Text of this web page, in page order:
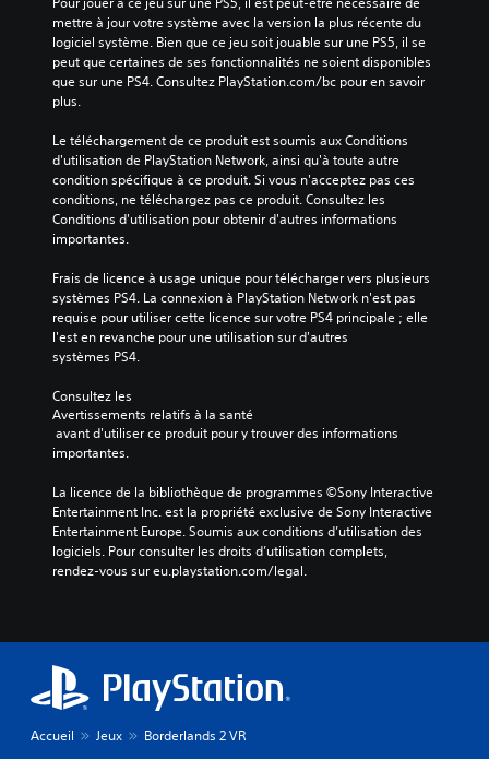
mettre à jour votre système avec la version la plus récente du
logiciel système. Bien que ce jeu soit jouable sur une PS5, il se
peut que certaines de ses fonctionnalités ne soient disponibles
que sur une PS4. Consultez PlayStation.com/bc pour en savoir
plus.
Le téléchargement de ce produit est soumis aux Conditions
d'utilisation de PlayStation Network, ainsi qu'à toute autre
condition spécifique à ce produit. Si vous n'acceptez pas ces
conditions, ne téléchargez pas ce produit. Consultez les
Conditions d'utilisation pour obtenir d'autres informations
importantes.
Frais de licence à usage unique pour télécharger vers plusieurs
systèmes PS4. La connexion à PlayStation Network n'est pas
requise pour utiliser cette licence sur votre PS4 principale ; elle
l'est en revanche pour une utilisation sur d'autres
systèmes PS4.
Consultez les
Avertissements relatifs à la santé
importantes.
La licence de la bibliothèque de programmes ©Sony Interactive
Entertainment Inc. est la propriété exclusive de Sony Interactive
Entertainment Europe. Soumis aux conditions d’utilisation des
logiciels. Pour consulter les droits d’utilisation complets,
rendez-vous sur eu.playstation.com/legal.
Accueil Jeux Borderlands 2 VR